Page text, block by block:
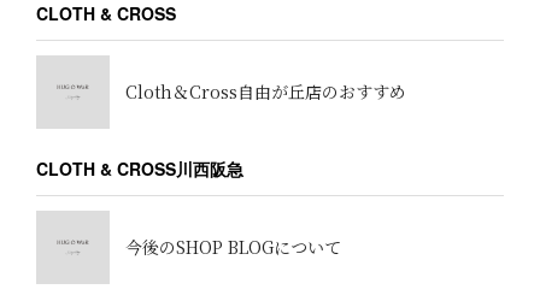
CLOTH & CROSS
Cloth＆Cross自由が丘店のおすすめ
CLOTH & CROSS川西阪急
今後のSHOP BLOGについて